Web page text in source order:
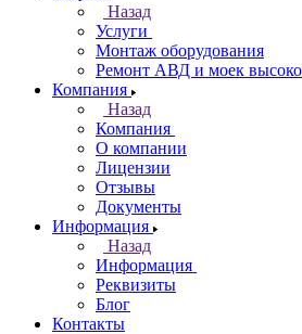
Назад
Услуги
Монтаж оборудования
Ремонт АВД и моек
Компания
Назад
Компания
О компании
Лицензии
Отзывы
Документы
Информация
Назад
Информация
Реквизиты
Блог
Контакты